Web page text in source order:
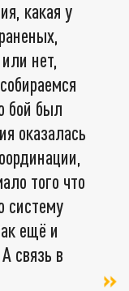
какая у
нет,
бой был
оказалась
того что
систему
ещё и
связь в